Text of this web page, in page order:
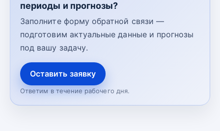
периоды и прогнозы?
Заполните форму обратной связи —
подготовим актуальные данные и прогнозы
под вашу задачу.
Оставить заявку
Ответим в течение рабочего дня.